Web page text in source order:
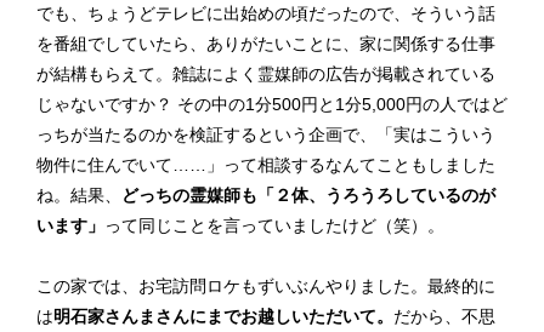
でも、ちょうどテレビに出始めの頃だったので、そういう話
を番組でしていたら、ありがたいことに、家に関係する仕事
が結構もらえて。雑誌によく霊媒師の広告が掲載されている
じゃないですか？ その中の1分500円と1分5,000円の人ではど
っちが当たるのかを検証するという企画で、「実はこういう
物件に住んでいて……」って相談するなんてこともしました
ね。結果、
どっちの霊媒師も「２体、うろうろしているのが
います」 って同じことを言っていましたけど（笑）。
この家では、お宅訪問ロケもずいぶんやりました。最終的に
は明石家さんまさんにまでお越しいただいて。 だから、不思